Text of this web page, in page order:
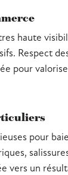
haute
Respect
pour
pour
vers un